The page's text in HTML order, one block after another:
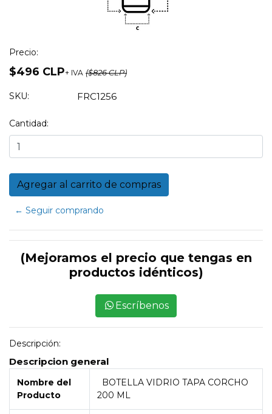
Precio:
$496 CLP+ IVA ($826 CLP)
SKU: FRC1256
Cantidad:
← Seguir comprando
(Mejoramos el precio que tengas en
productos idénticos)
Escríbenos
Descripción:
Descripcion general
Nombre del
Producto
BOTELLA VIDRIO TAPA CORCHO
200 ML